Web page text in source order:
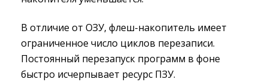
В отличие от ОЗУ, флеш-накопитель имеет
ограниченное число циклов перезаписи.
Постоянный перезапуск программ в фоне
быстро исчерпывает ресурс ПЗУ.